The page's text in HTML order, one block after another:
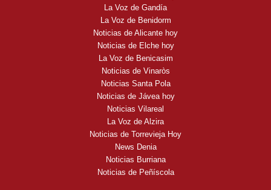
La Voz de Gandía
La Voz de Benidorm
Noticias de Alicante hoy
Noticias de Elche hoy
La Voz de Benicasim
Noticias de Vinaròs
Noticias Santa Pola
Noticias de Jávea hoy
Noticias Vilareal
La Voz de Alzira
Noticias de Torrevieja Hoy
News Denia
Noticias Burriana
Noticias de Peñíscola